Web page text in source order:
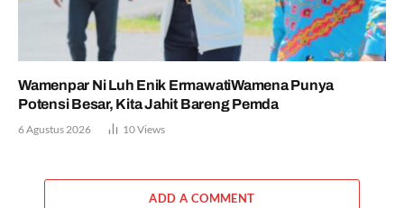
Wamenpar Ni Luh Enik ErmawatiWamena Punya
Potensi Besar, Kita Jahit Bareng Pemda
6 Agustus 2026 10Views
ADD A COMMENT